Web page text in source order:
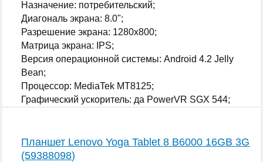
Назначение: потребительский;
Диагональ экрана: 8.0";
Разрешение экрана: 1280x800;
Матрица экрана: IPS;
Версия операционной системы: Android 4.2 Jelly
Bean;
Процессор: MediaTek MT8125;
Графический ускоритель: да PowerVR SGX 544;
Планшет Lenovo Yoga Tablet 8 B6000 16GB 3G
(59388098)